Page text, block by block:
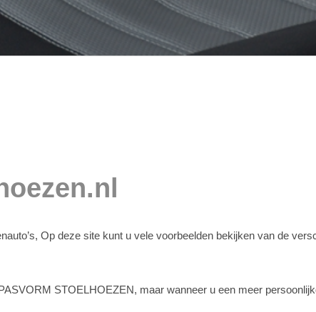
Op deze site kunt u vele voorbeelden bekijken van de
STOELHOEZEN, maar wanneer u een meer